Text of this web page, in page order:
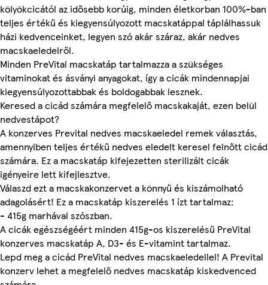
kölyökcicától az idősebb korúig, minden életkorban 100%-ban
teljes értékű és kiegyensúlyozott macskatáppal táplálhassuk
házi kedvenceinket, legyen szó akár száraz, akár nedves
macskaeledelről.
Minden PreVital macskatáp tartalmazza a szükséges
vitaminokat és ásványi anyagokat, így a cicák mindennapjai
kiegyensúlyozottabbak és boldogabbak lesznek.
Keresed a cicád számára megfelelő macskakaját, ezen belül
nedvestápot?
A konzerves Prevital nedves macskaeledel remek választás,
amennyiben teljes értékű nedves eledelt keresel felnőtt cicád
számára. Ez a macskatáp kifejezetten sterilizált cicák
igényeire lett kifejlesztve.
Válaszd ezt a macskakonzervet a könnyű és kiszámolható
adagolásért! Ez a macskatáp kiszerelés 1 ízt tartalmaz:
- 415g marhával szószban.
A cicák egészségéért minden 415g-os kiszerelésű PreVital
konzerves macskatáp A, D3- és E-vitamint tartalmaz.
Lepd meg a cicád PreVital nedves macskaeledellel! A Prevital
konzerv lehet a megfelelő nedves macskatáp kiskedvenced